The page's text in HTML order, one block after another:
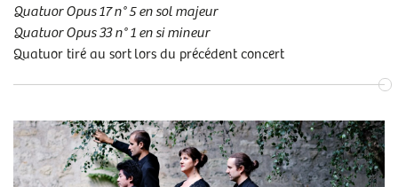
Quatuor Opus 17 n° 5 en sol majeur
Quatuor Opus 33 n° 1 en si mineur
Quatuor tiré au sort lors du précédent concert